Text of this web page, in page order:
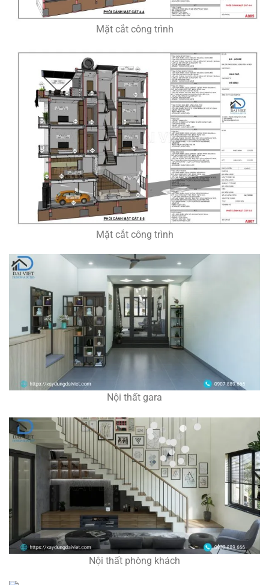
Mặt cắt công trình
Mặt cắt công trình
Nội thất gara
Nội thất phòng khách